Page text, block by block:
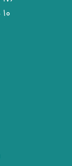
10 صبح الی 15 (3 بعد از ظهر)